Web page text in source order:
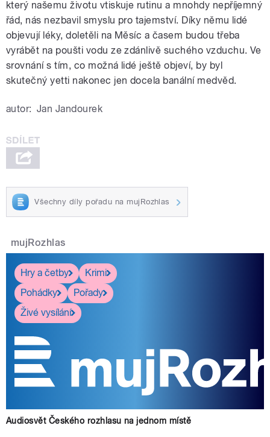
který našemu životu vtiskuje rutinu a mnohdy nepříjemný
řád, nás nezbavil smyslu pro tajemství. Díky němu lidé
objevují léky, doletěli na Měsíc a časem budou třeba
vyrábět na poušti vodu ze zdánlivě suchého vzduchu. Ve
srovnání s tím, co možná lidé ještě objeví, by byl
skutečný yetti nakonec jen docela banální medvěd.
autor: Jan Jandourek
Všechny díly pořadu na mujRozhlas
mujRozhlas
Hry a četby
Krimi
Pohádky
Pořady
Živé vysílání
Audiosvět Českého rozhlasu na jednom místě